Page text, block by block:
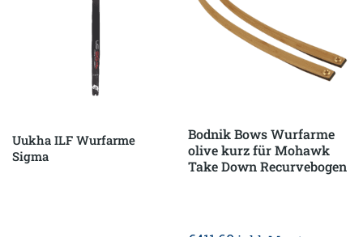
Uukha ILF Wurfarme
Sigma
Bodnik Bows Wurfarme
olive kurz für Mohawk
Take Down Recurvebogen